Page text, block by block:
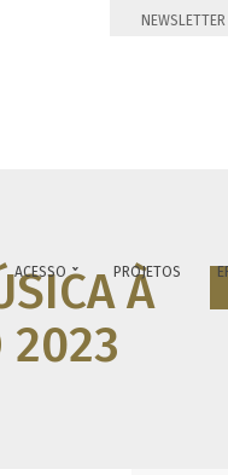
NEWSLETTER
ACESSO  PROJETOS
À
2023